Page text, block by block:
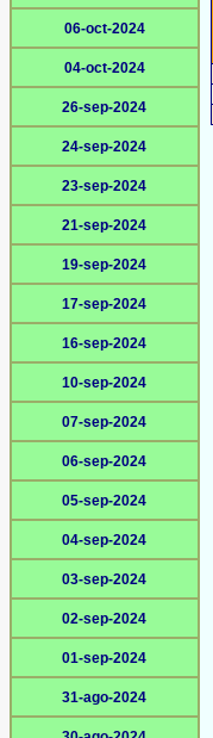
06-oct-2024
04-oct-2024
26-sep-2024
24-sep-2024
23-sep-2024
21-sep-2024
19-sep-2024
17-sep-2024
16-sep-2024
10-sep-2024
07-sep-2024
06-sep-2024
05-sep-2024
04-sep-2024
03-sep-2024
02-sep-2024
01-sep-2024
31-ago-2024